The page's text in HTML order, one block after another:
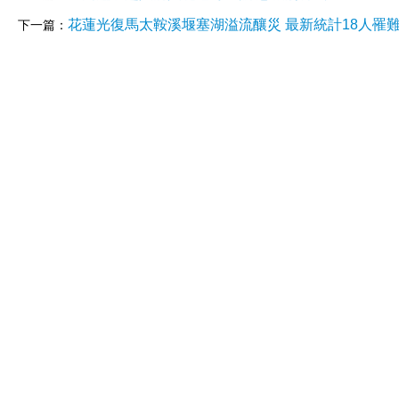
下一篇： 花蓮光復馬太鞍溪堰塞湖溢流釀災 最新統計18人罹